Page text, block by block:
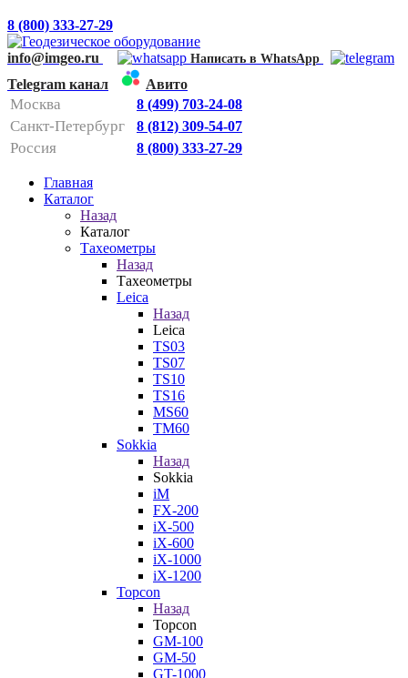
8 (800) 333-27-29
info@imgeo.ru Написать в WhatsApp
Telegram канал Авито
Москва 8 (499) 703-24-08
Санкт-Петербург 8 (812) 309-54-07
Россия 8 (800) 333-27-29
Главная
Каталог
Назад
Каталог
Тахеометры
Назад
Тахеометры
Leica
Назад
Leica
TS03
TS07
TS10
TS16
MS60
TM60
Sokkia
Назад
Sokkia
iM
FX-200
iX-500
iX-600
iX-1000
iX-1200
Topcon
Назад
Topcon
GM-100
GM-50
GT-1000